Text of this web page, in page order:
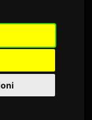
speciale ai